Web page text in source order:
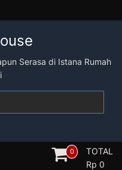
Serasa di Istana Rumah
0
TOTAL
Rp 0